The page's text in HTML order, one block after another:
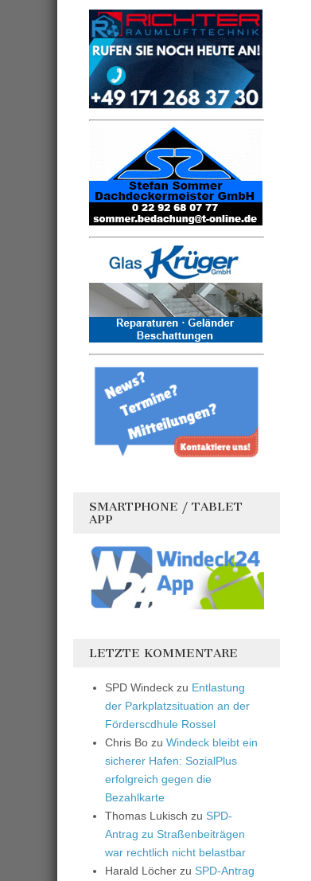
SMARTPHONE / TABLET
APP
LETZTE KOMMENTARE
SPD Windeck zu Entlastung
der Parkplatzsituation an der
Förderscdhule Rossel
Chris Bo zu Windeck bleibt ein
sicherer Hafen: SozialPlus
erfolgreich gegen die
Bezahlkarte
Thomas Lukisch zu SPD-
Antrag zu Straßenbeiträgen
war rechtlich nicht belastbar
Harald Löcher zu SPD-Antrag